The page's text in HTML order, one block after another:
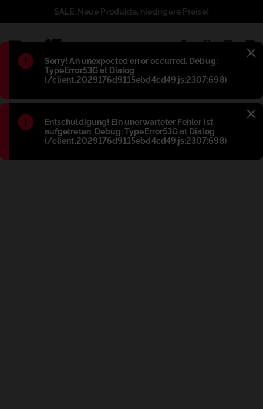
Błąd:
Sorry! An unexpected error occurred. Debug:
TypeError53G at Dialog
(/client.2029176d9115ebd4cd49.js:2307:698)
Błąd:
Entschuldigung! Ein unerwarteter Fehler ist
aufgetreten. Debug: TypeError53G at Dialog
(/client.2029176d9115ebd4cd49.js:2307:698)
SALE: Neue Produkte, niedrigere Preise!